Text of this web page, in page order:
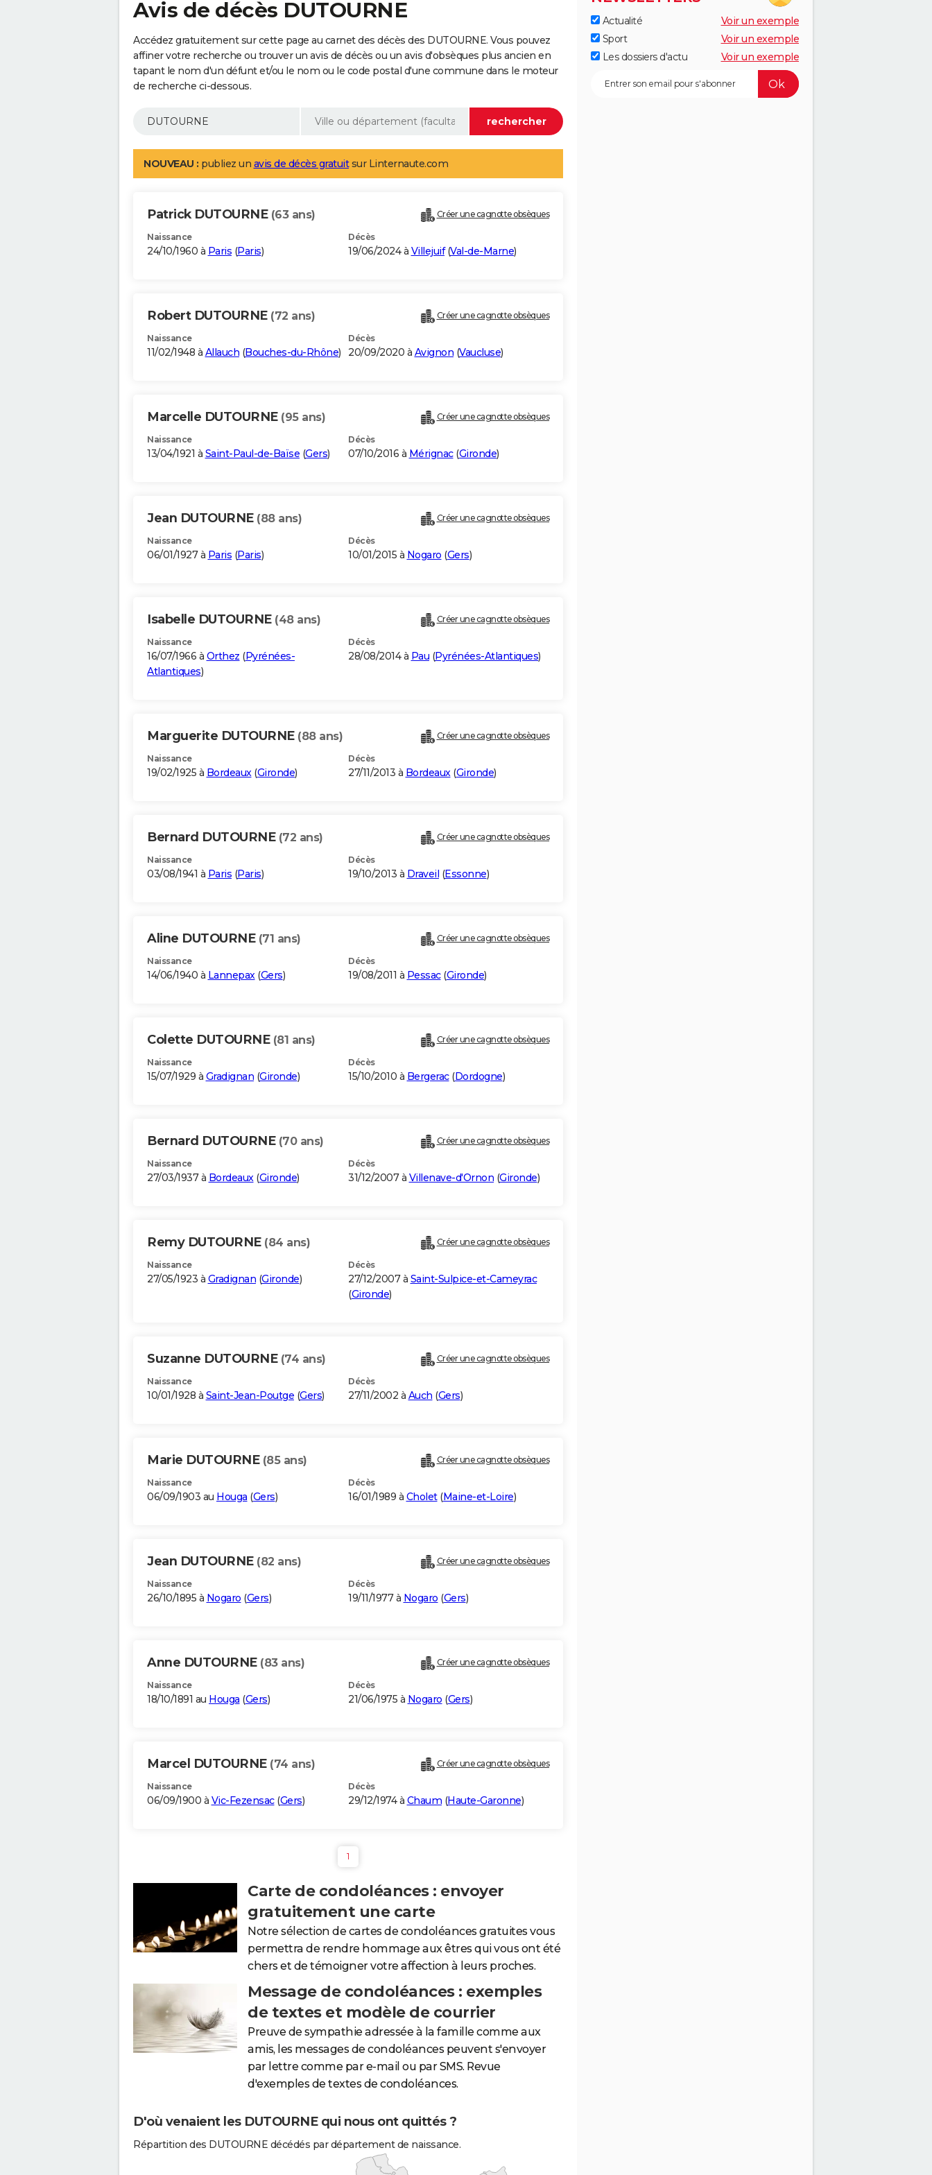
Avis de décès DUTOURNE
Accédez gratuitement sur cette page au carnet des décès des DUTOURNE. Vous pouvez
affiner votre recherche ou trouver un avis de décès ou un avis d'obsèques plus ancien en
tapant le nom d'un défunt et/ou le nom ou le code postal d'une commune dans le moteur
de recherche ci-dessous.
NOUVEAU : publiez un avis de décès gratuitsur Linternaute.com
Patrick DUTOURNE (63 ans) Créer une cagnotte obsèques
Naissance
24/10/1960 à Paris (Paris)
Décès
19/06/2024 à Villejuif(Val-de-Marne)
Robert DUTOURNE (72 ans) Créer une cagnotte obsèques
Naissance
11/02/1948 à Allauch (Bouches-du-Rhône)
Décès
20/09/2020 à Avignon (Vaucluse)
Marcelle DUTOURNE (95 ans) Créer une cagnotte obsèques
Naissance
13/04/1921 à Saint-Paul-de-Baïse (Gers)
Décès
07/10/2016 à Mérignac(Gironde)
Jean DUTOURNE (88 ans) Créer une cagnotte obsèques
Naissance
06/01/1927 à Paris (Paris)
Décès
10/01/2015 à Nogaro (Gers)
Isabelle DUTOURNE (48 ans) Créer une cagnotte obsèques
Naissance
16/07/1966 à Orthez (Pyrénées-
Atlantiques)
Décès
28/08/2014 à Pau (Pyrénées-Atlantiques)
Marguerite DUTOURNE (88 ans) Créer une cagnotte obsèques
Naissance
19/02/1925 à Bordeaux(Gironde)
Décès
27/11/2013 à Bordeaux(Gironde)
Bernard DUTOURNE (72 ans) Créer une cagnotte obsèques
Naissance
03/08/1941 à Paris (Paris)
Décès
19/10/2013 à Draveil (Essonne)
Aline DUTOURNE (71 ans) Créer une cagnotte obsèques
Naissance
14/06/1940 à Lannepax(Gers)
Décès
19/08/2011 à Pessac(Gironde)
Colette DUTOURNE (81 ans) Créer une cagnotte obsèques
Naissance
15/07/1929 à Gradignan (Gironde)
Décès
15/10/2010 à Bergerac(Dordogne)
Bernard DUTOURNE (70 ans) Créer une cagnotte obsèques
Naissance
27/03/1937 à Bordeaux(Gironde)
Décès
31/12/2007 à Villenave-d'Ornon (Gironde)
Remy DUTOURNE (84 ans) Créer une cagnotte obsèques
Naissance
27/05/1923 à Gradignan (Gironde)
Décès
27/12/2007 à Saint-Sulpice-et-Cameyrac
(Gironde)
Suzanne DUTOURNE (74 ans) Créer une cagnotte obsèques
Naissance
10/01/1928 à Saint-Jean-Poutge (Gers)
Décès
27/11/2002 à Auch (Gers)
Marie DUTOURNE (85 ans) Créer une cagnotte obsèques
Naissance
06/09/1903 au Houga (Gers)
Décès
16/01/1989 à Cholet(Maine-et-Loire)
Jean DUTOURNE (82 ans) Créer une cagnotte obsèques
Naissance
26/10/1895 à Nogaro (Gers)
Décès
19/11/1977 à Nogaro (Gers)
Anne DUTOURNE (83 ans) Créer une cagnotte obsèques
Naissance
18/10/1891 au Houga (Gers)
Décès
21/06/1975 à Nogaro (Gers)
Marcel DUTOURNE (74 ans) Créer une cagnotte obsèques
Naissance
06/09/1900 à Vic-Fezensac(Gers)
Décès
29/12/1974 à Chaum (Haute-Garonne)
1
Carte de condoléances : envoyer
gratuitement une carte
Notre sélection de cartes de condoléances gratuites vous
permettra de rendre hommage aux êtres qui vous ont été
chers et de témoigner votre affection à leurs proches.
Message de condoléances : exemples
de textes et modèle de courrier
Preuve de sympathie adressée à la famille comme aux
amis, les messages de condoléances peuvent s'envoyer
par lettre comme par e-mail ou par SMS. Revue
d'exemples de textes de condoléances.
D'où venaient les DUTOURNE qui nous ont quittés ?
Répartition des DUTOURNE décédés par département de naissance.
Actualité
Voir un exemple
Sport
Voir un exemple
Les dossiers d'actu
Voir un exemple